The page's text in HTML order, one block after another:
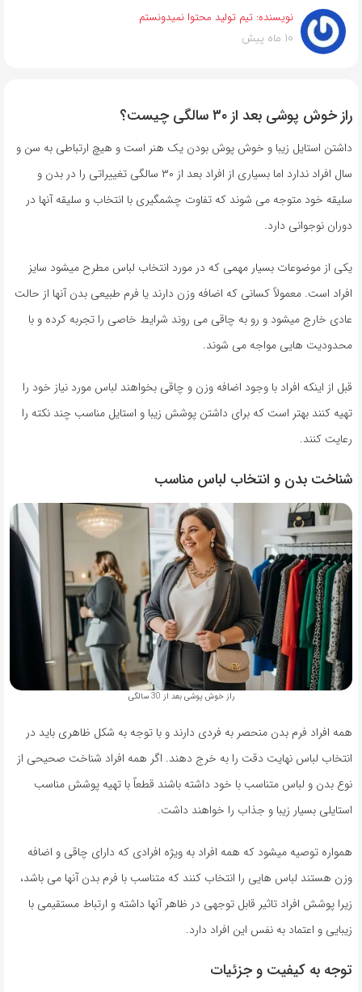
نویسنده: تیم تولید محتوا نمیدونستم
10 ماه پیش
راز خوش پوشی بعد از ۳۰ سالگی چیست؟
داشتن استایل زیبا و خوش پوش بودن یک هنر است و هیچ ارتباطی به سن و
سال افراد ندارد اما بسیاری از افراد بعد از ۳۰ سالگی تغییراتی را در بدن و
سلیقه خود متوجه می شوند که تفاوت چشمگیری با انتخاب و سلیقه آنها در
دوران نوجوانی دارد.
یکی از موضوعات بسیار مهمی که در مورد انتخاب لباس مطرح میشود سایز
افراد است. معمولاً کسانی که اضافه وزن دارند یا فرم طبیعی بدن آنها از حالت
عادی خارج میشود و رو به چاقی می روند شرایط خاصی را تجربه کرده و با
محدودیت هایی مواجه می شوند.
قبل از اینکه افراد با وجود اضافه وزن و چاقی بخواهند لباس مورد نیاز خود را
تهیه کنند بهتر است که برای داشتن پوشش زیبا و استایل مناسب چند نکته را
رعایت کنند.
شناخت بدن و انتخاب لباس مناسب
راز خوش پوشی بعد از 30 سالگی
همه افراد فرم بدن منحصر به فردی دارند و با توجه به شکل ظاهری باید در
انتخاب لباس نهایت دقت را به خرج دهند. اگر همه افراد شناخت صحیحی از
نوع بدن و لباس متناسب با خود داشته باشند قطعاً با تهیه پوشش مناسب
استایلی بسیار زیبا و جذاب را خواهند داشت.
همواره توصیه میشود که همه افراد به ویژه افرادی که دارای چاقی و اضافه
وزن هستند لباس هایی را انتخاب کنند که متناسب با فرم بدن آنها می باشد،
زیرا پوشش افراد تاثیر قابل توجهی در ظاهر آنها داشته و ارتباط مستقیمی با
زیبایی و اعتماد به نفس این افراد دارد.
توجه به کیفیت و جزئیات